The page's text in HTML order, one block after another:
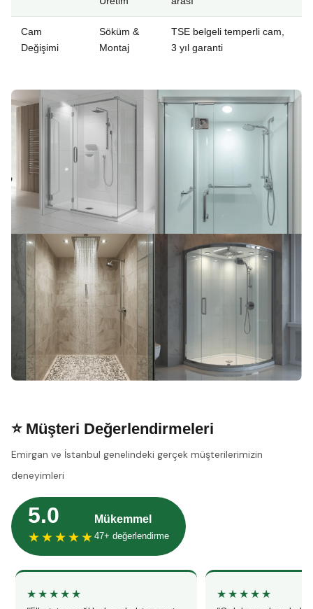
Cam
Değişimi
Söküm &
Montaj
TSE belgeli temperli cam,
3 yıl garanti
⭐ Müşteri Değerlendirmeleri
Emirgan ve İstanbul genelindeki gerçek müşterilerimizin
deneyimleri
5.0
★★★★★
Mükemmel
47+ değerlendirme
★★★★★ ★★★★★